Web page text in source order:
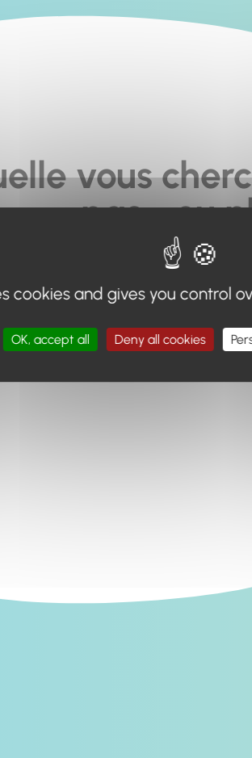
vous
pas... ou
de recherche en haut de page,
Retour à l'accueil
cookies and gives you control
OK, accept all Deny all cookies